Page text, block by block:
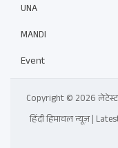
UNA
MANDI
Event
Copyright © 2026 लेटेस्ट
हिंदी हिमाचल न्यूज़ |